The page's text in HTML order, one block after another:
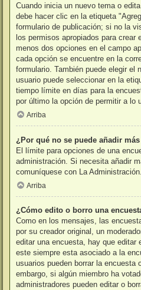
Cuando inicia un nuevo tema o
debe hacer clic en la etiqueta
formulario de publicación; si no la
los permisos apropiados para
menos dos opciones en el campo
cada opción se encuentre en la
formulario. También puede elegir el
usuario puede seleccionar en la
tiempo límite en días para la
por último la opción de permitir a lo
Arriba
¿Por qué no se puede añadir
El límite para opciones de una
administración. Si necesita añadir
comuníquese con La Administración.
Arriba
¿Cómo edito o borro una
Como en los mensajes, las
por su creador original, un
editar una encuesta, hay que editar
este siempre esta asociado a la
usuarios pueden borrar la encuesta
embargo, si algún miembro ha
administradores pueden editar o